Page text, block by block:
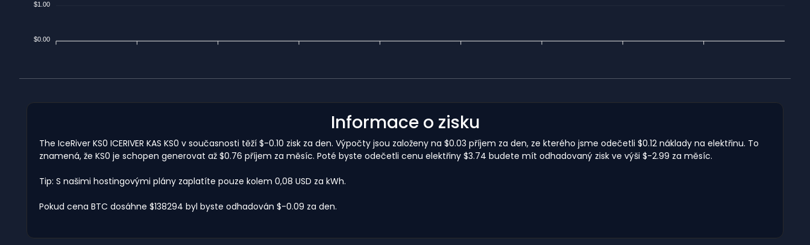
$1.00
$0.00
Informace o zisku
The IceRiver KS0 ICERIVER KAS KS0 v současnosti těží $-0.10 zisk za den. Výpočty jsou založeny na $0.03 příjem za den, ze kterého jsme odečetli $0.12 náklady na elektřinu. To
znamená, že KS0 je schopen generovat až $0.76 příjem za měsíc. Poté byste odečetli cenu elektřiny $3.74 budete mít odhadovaný zisk ve výši $-2.99 za měsíc.
Tip: S našimi hostingovými plány zaplatíte pouze kolem 0,08 USD za kWh.
Pokud cena BTC dosáhne $138294 byl byste odhadován $-0.09 za den.